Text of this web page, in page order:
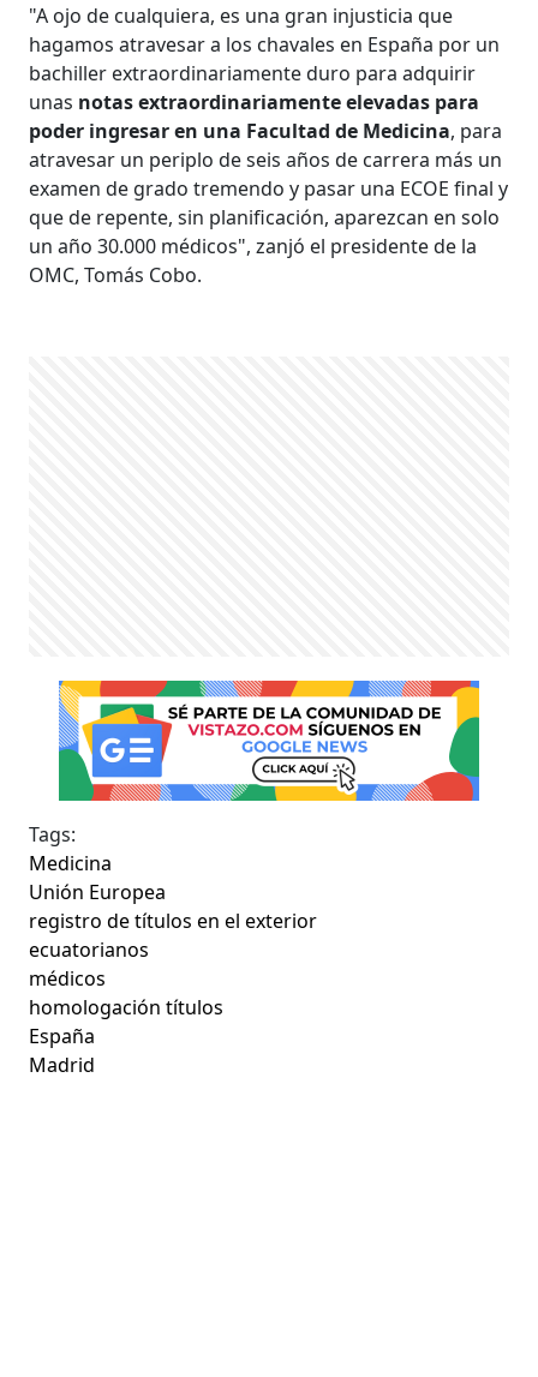
"A ojo de cualquiera, es una gran injusticia que
hagamos atravesar a los chavales en España por un
bachiller extraordinariamente duro para adquirir
unas notas extraordinariamente elevadas para
poder ingresar en una Facultad de Medicina, para
atravesar un periplo de seis años de carrera más un
examen de grado tremendo y pasar una ECOE final y
que de repente, sin planificación, aparezcan en solo
un año 30.000 médicos", zanjó el presidente de la
OMC, Tomás Cobo.
Tags:
Medicina
Unión Europea
registro de títulos en el exterior
ecuatorianos
médicos
homologación títulos
España
Madrid